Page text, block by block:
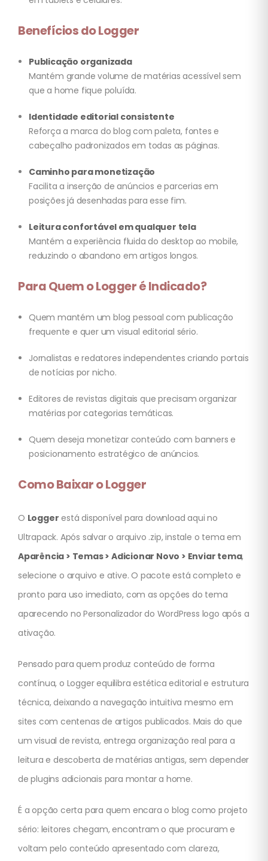
Benefícios do Logger
Publicação organizada
Mantém grande volume de matérias acessível sem
que a home fique poluída.
Identidade editorial consistente
Reforça a marca do blog com paleta, fontes e
cabeçalho padronizados em todas as páginas.
Caminho para monetização
Facilita a inserção de anúncios e parcerias em
posições já desenhadas para esse fim.
Leitura confortável em qualquer tela
Mantém a experiência fluida do desktop ao mobile,
reduzindo o abandono em artigos longos.
Para Quem o Logger é Indicado?
Quem mantém um blog pessoal com publicação
frequente e quer um visual editorial sério.
Jornalistas e redatores independentes criando portais
de notícias por nicho.
Editores de revistas digitais que precisam organizar
matérias por categorias temáticas.
Quem deseja monetizar conteúdo com banners e
posicionamento estratégico de anúncios.
Como Baixar o Logger
O Logger está disponível para download aqui no
Ultrapack. Após salvar o arquivo .zip, instale o tema em
Aparência > Temas > Adicionar Novo > Enviar tema,
selecione o arquivo e ative. O pacote está completo e
pronto para uso imediato, com as opções do tema
aparecendo no Personalizador do WordPress logo após a
ativação.
Pensado para quem produz conteúdo de forma
contínua, o Logger equilibra estética editorial e estrutura
técnica, deixando a navegação intuitiva mesmo em
sites com centenas de artigos publicados. Mais do que
um visual de revista, entrega organização real para a
leitura e descoberta de matérias antigas, sem depender
de plugins adicionais para montar a home.
É a opção certa para quem encara o blog como projeto
sério: leitores chegam, encontram o que procuram e
voltam pelo conteúdo apresentado com clareza,